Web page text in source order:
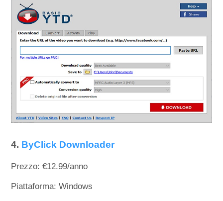
4. ByClick Downloader
Prezzo: €12.99/anno
Piattaforma: Windows